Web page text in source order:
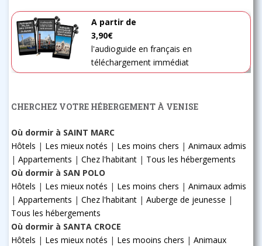
A partir de
3,90€
l'audioguide en français en
téléchargement immédiat
CHERCHEZ VOTRE HÉBERGEMENT À VENISE
Où dormir à SAINT MARC
Hôtels | Les mieux notés | Les moins chers | Animaux admis
| Appartements | Chez l'habitant | Tous les hébergements
Où dormir à SAN POLO
Hôtels | Les mieux notés | Les moins chers | Animaux admis
| Appartements | Chez l'habitant | Auberge de jeunesse |
Tous les hébergements
Où dormir à SANTA CROCE
Hôtels | Les mieux notés | Les mooins chers | Animaux